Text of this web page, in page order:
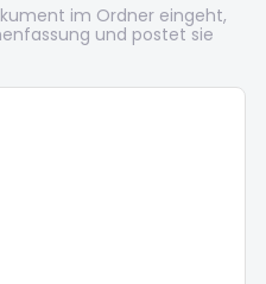
im Ordner eingeht,
und postet sie